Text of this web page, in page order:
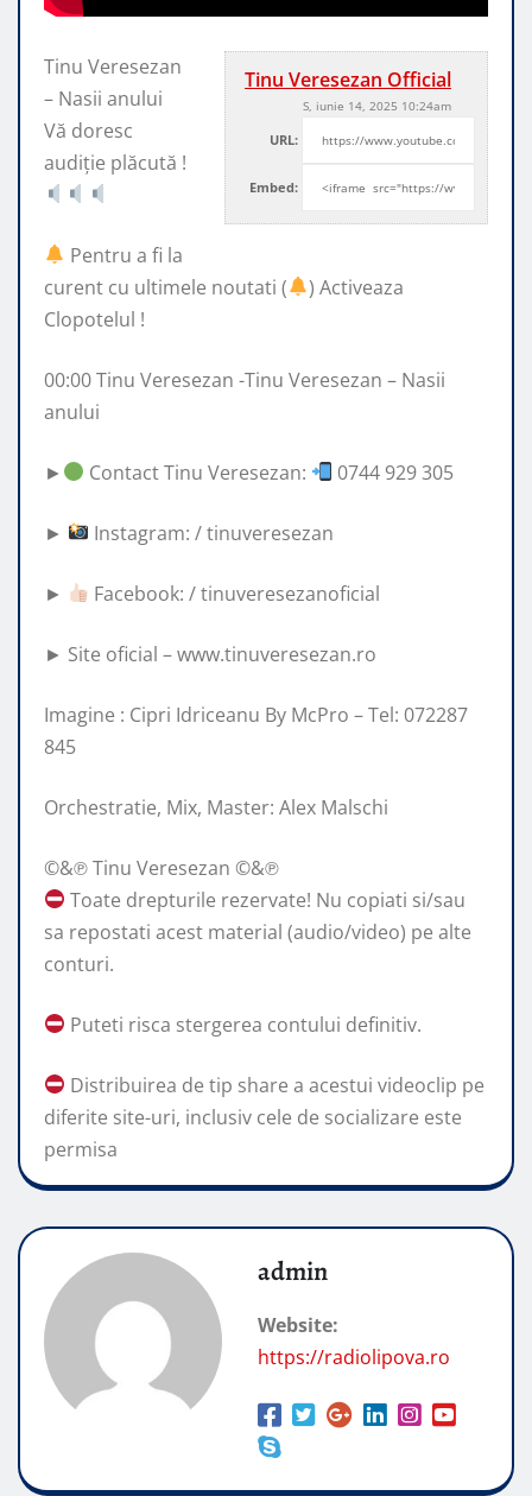
Tinu Veresezan Official
S, iunie 14, 2025 10:24am
URL:
Embed:
Tinu Veresezan
– Nasii anului
Vă doresc
audiție plăcută !
Pentru a fi la
curent cu ultimele noutati (
) Activeaza
Clopotelul !
00:00 Tinu Veresezan -Tinu Veresezan – Nasii
anului
► Contact Tinu Veresezan: 0744 929 305
► Instagram: / tinuveresezan
► Facebook: / tinuveresezanoficial
► Site oficial – www.tinuveresezan.ro
Imagine : Cipri Idriceanu By McPro – Tel: 072287
845
Orchestratie, Mix, Master: Alex Malschi
©&℗ Tinu Veresezan ©&℗
Toate drepturile rezervate! Nu copiati si/sau
sa repostati acest material (audio/video) pe alte
conturi.
Puteti risca stergerea contului definitiv.
Distribuirea de tip share a acestui videoclip pe
diferite site-uri, inclusiv cele de socializare este
permisa
admin
Website:
https://radiolipova.ro